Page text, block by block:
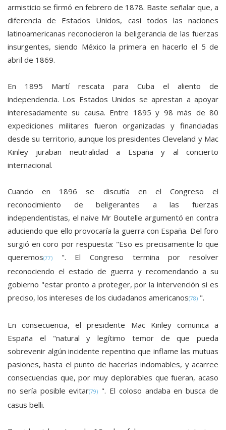
armisticio se firmó en febrero de 1878. Baste señalar que, a
diferencia de Estados Unidos, casi todos las naciones
latinoamericanas reconocieron la beligerancia de las fuerzas
insurgentes, siendo México la primera en hacerlo el 5 de
abril de 1869.
En 1895 Martí rescata para Cuba el aliento de
independencia. Los Estados Unidos se aprestan a apoyar
interesadamente su causa. Entre 1895 y 98 más de 80
expediciones militares fueron organizadas y financiadas
desde su territorio, aunque los presidentes Cleveland y Mac
Kinley juraban neutralidad a España y al concierto
internacional.
Cuando en 1896 se discutía en el Congreso el
reconocimiento de beligerantes a las fuerzas
independentistas, el naive Mr Boutelle argumentó en contra
aduciendo que ello provocaría la guerra con España. Del foro
surgió en coro por respuesta: "Eso es precisamente lo que
queremos(77)
". El Congreso termina por resolver
reconociendo el estado de guerra y recomendando a su
gobierno "estar pronto a proteger, por la intervención si es
preciso, los intereses de los ciudadanos americanos(78) ".
En consecuencia, el presidente Mac Kinley comunica a
España el "natural y legítimo temor de que pueda
sobrevenir algún incidente repentino que inflame las mutuas
pasiones, hasta el punto de hacerlas indomables, y acarree
consecuencias que, por muy deplorables que fueran, acaso
no sería posible evitar(79) ". El coloso andaba en busca de
casus belli.